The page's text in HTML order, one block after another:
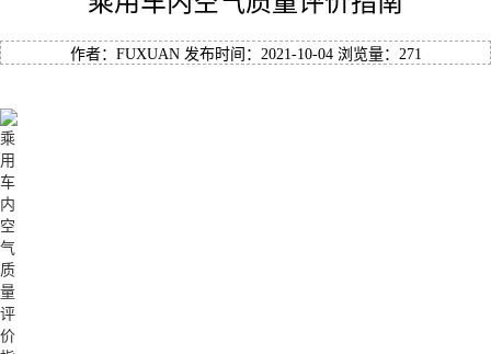
作者：FUXUAN 发布时间：2021-10-04 浏览量： 271